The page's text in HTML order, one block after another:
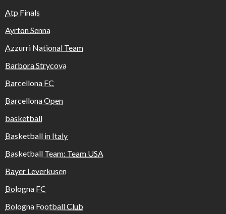
Atp Finals
Ayrton Senna
Azzurri National Team
Barbora Strycova
Barcellona FC
Barcellona Open
basketball
Basketball in Italy
Basketball Team: Team USA
Bayer Leverkusen
Bologna FC
Bologna Football Club